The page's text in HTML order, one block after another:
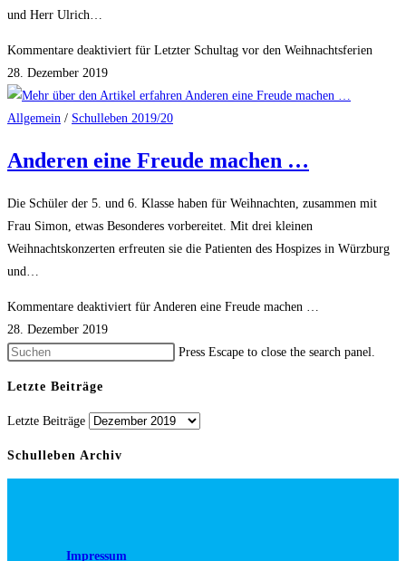
und Herr Ulrich…
Kommentare deaktiviert für Letzter Schultag vor den Weihnachtsferien
28. Dezember 2019
Allgemein / Schulleben 2019/20
Anderen eine Freude machen …
Die Schüler der 5. und 6. Klasse haben für Weihnachten, zusammen mit
Frau Simon, etwas Besonderes vorbereitet. Mit drei kleinen
Weihnachtskonzerten erfreuten sie die Patienten des Hospizes in Würzburg
und…
Kommentare deaktiviert für Anderen eine Freude machen …
28. Dezember 2019
Press Escape to close the search panel.
Letzte Beiträge
Letzte Beiträge
Schulleben Archiv
Impressum